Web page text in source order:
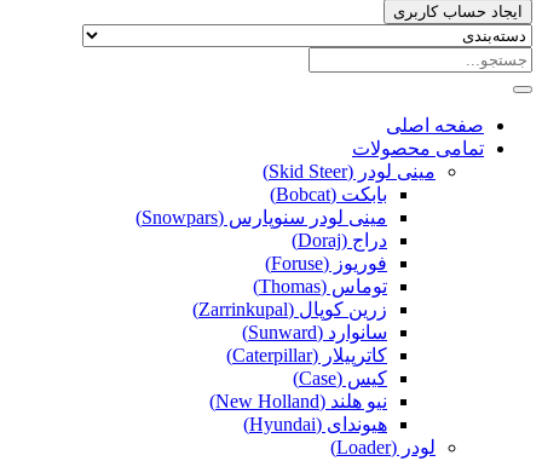
ایجاد حساب کاربری
صفحه اصلی
تمامی محصولات
مینی لودر (Skid Steer)
بابکت (Bobcat)
مینی لودر سنوپارس (Snowpars)
دراج (Doraj)
فوریوز (Foruse)
توماس (Thomas)
زرین کوپال (Zarrinkupal)
سانوارد (Sunward)
کاترپیلار (Caterpillar)
کیس (Case)
نیو هلند (New Holland)
هیوندای (Hyundai)
لودر (Loader)